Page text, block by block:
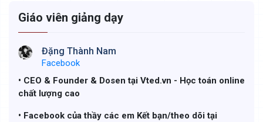
Giáo viên giảng dạy
Đặng Thành Nam
Facebook
• CEO & Founder & Dosen tại Vted.vn - Học toán online
chất lượng cao
• Facebook của thầy các em Kết bạn/theo dõi tại